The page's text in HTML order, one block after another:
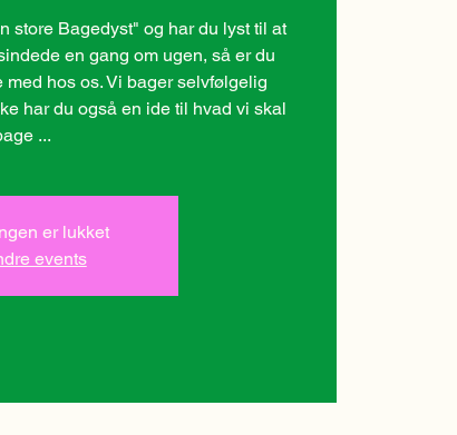
store Bagedyst" og har du lyst til at
en gang om ugen, så er du
hos os. Vi bager selvfølgelig
har du også en ide til hvad vi skal
...
er lukket
events